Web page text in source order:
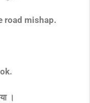
road mishap.
।